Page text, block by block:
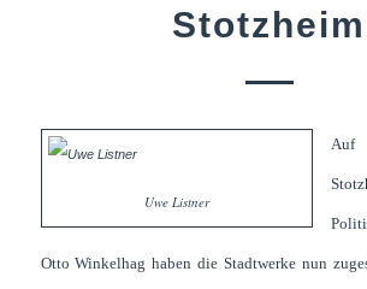
Stotzheim
Uwe Listner
Otto Winkelhag haben die Stadtwerke nun